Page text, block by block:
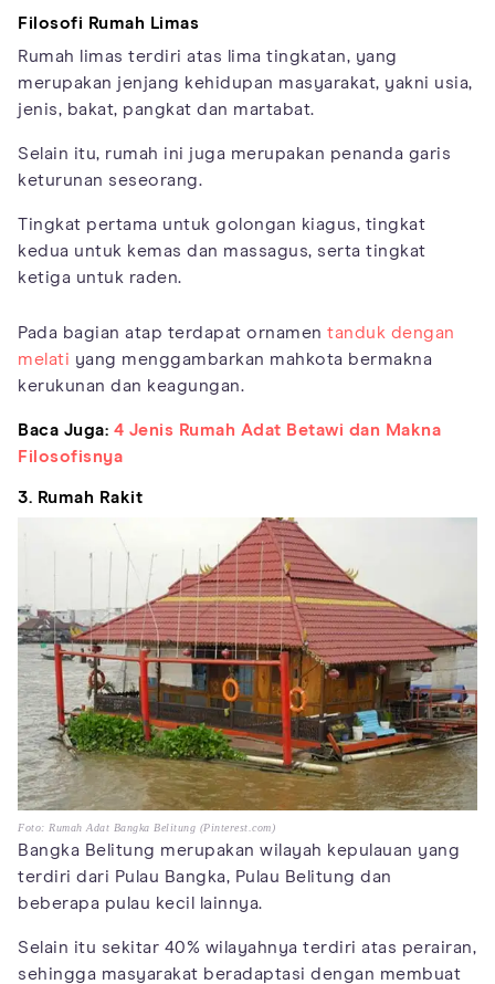
Filosofi Rumah Limas
Rumah limas terdiri atas lima tingkatan, yang
merupakan jenjang kehidupan masyarakat, yakni usia,
jenis, bakat, pangkat dan martabat.
Selain itu, rumah ini juga merupakan penanda garis
keturunan seseorang.
Tingkat pertama untuk golongan kiagus, tingkat
kedua untuk kemas dan massagus, serta tingkat
ketiga untuk raden.
Pada bagian atap terdapat ornamen tanduk dengan
melati yang menggambarkan mahkota bermakna
kerukunan dan keagungan.
Baca Juga: 4 Jenis Rumah Adat Betawi dan Makna
Filosofisnya
3. Rumah Rakit
Foto: Rumah Adat Bangka Belitung (Pinterest.com)
Bangka Belitung merupakan wilayah kepulauan yang
terdiri dari Pulau Bangka, Pulau Belitung dan
beberapa pulau kecil lainnya.
Selain itu sekitar 40% wilayahnya terdiri atas perairan,
sehingga masyarakat beradaptasi dengan membuat